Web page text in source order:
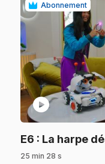
Abonnement
play_circle
E6 : La harpe
25 min 28 s